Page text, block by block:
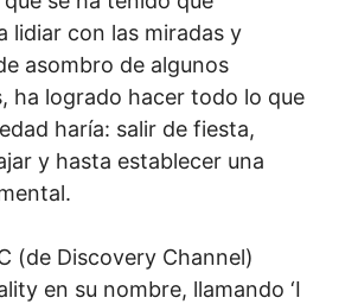
lidiar con las miradas y
asombro de algunos
ha logrado hacer todo lo que
haría: salir de fiesta,
y hasta establecer una
(de Discovery Channel)
en su nombre, llamando ‘I